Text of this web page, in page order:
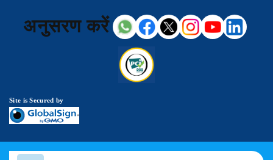
अनुसरण करें
Site is Secured by